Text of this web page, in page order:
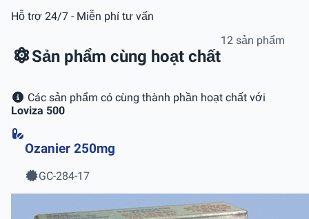
Hỗ trợ 24/7 - Miễn phí tư vấn
Sản phẩm cùng hoạt chất
12 sản phẩm
Các sản phẩm có cùng thành phần hoạt chất với
Loviza 500
Ozanier 250mg
GC-284-17